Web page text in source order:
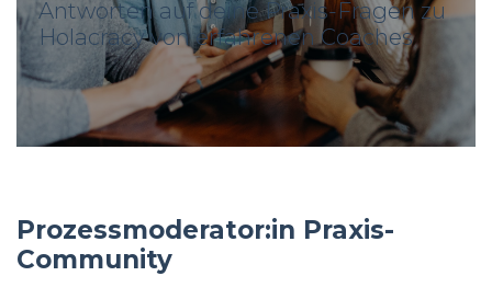
Antworten auf deine Praxis-Fragen zu
Holacracy von erfahrenen Coaches
Prozessmoderator:in Praxis-
Community